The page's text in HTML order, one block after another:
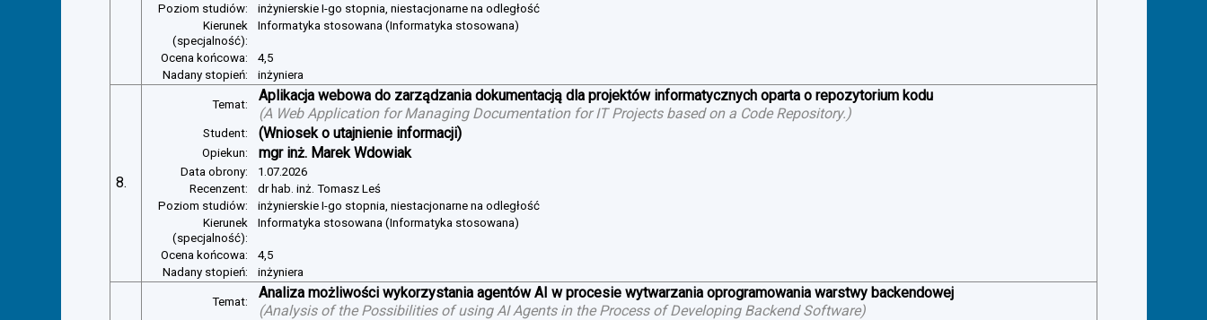
Poziom studiów:
inżynierskie I-go stopnia, niestacjonarne na odległość
Kierunek
(specjalność):
Informatyka stosowana (Informatyka stosowana)
Ocena końcowa:
4,5
Nadany stopień:
inżyniera
8.
Temat:
Aplikacja webowa do zarządzania dokumentacją dla projektów informatycznych oparta o repozytorium kodu
(A Web Application for Managing Documentation for IT Projects based on a Code Repository. )
Student: (Wniosek o utajnienie informacji)
Opiekun: mgr inż. Marek Wdowiak
Data obrony:
1.07.2026
Recenzent:
dr hab. inż. Tomasz Leś
Poziom studiów:
inżynierskie I-go stopnia, niestacjonarne na odległość
Kierunek
(specjalność):
Informatyka stosowana (Informatyka stosowana)
Ocena końcowa:
4,5
Nadany stopień:
inżyniera
Temat:
Analiza możliwości wykorzystania agentów AI w procesie wytwarzania oprogramowania warstwy backendowej
(Analysis of the Possibilities of using AI Agents in the Process of Developing Backend Software)